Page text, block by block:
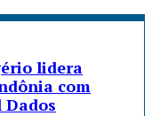
lidera
com
Dados